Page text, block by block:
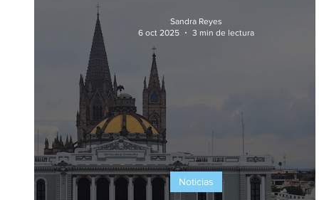
Noticias
Sandra Reyes
6 oct 2025
3 min de lectura